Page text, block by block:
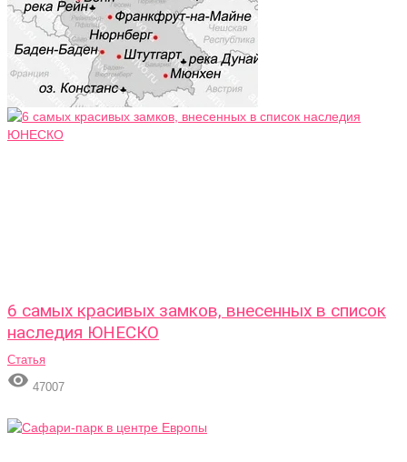
6 самых красивых замков, внесенных в список
наследия ЮНЕСКО
Статья
 47007